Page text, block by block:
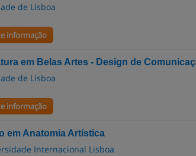
de Lisboa
informação
em Belas Artes - Design de
de Lisboa
informação
em Anatomia Artística
Internacional Lisboa